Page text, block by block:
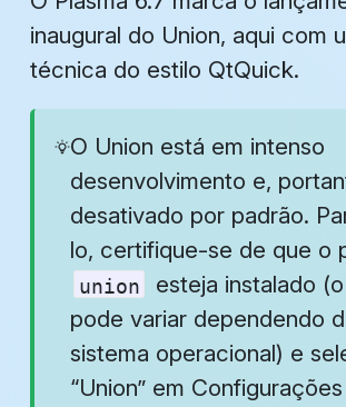
inaugural do Union, aqui com
técnica do estilo QtQuick.
O Union está em intenso
desenvolvimento e,
desativado por padrão.
lo, certifique-se de que o
union
esteja instalado
pode variar dependendo
sistema operacional) e
“Union” em